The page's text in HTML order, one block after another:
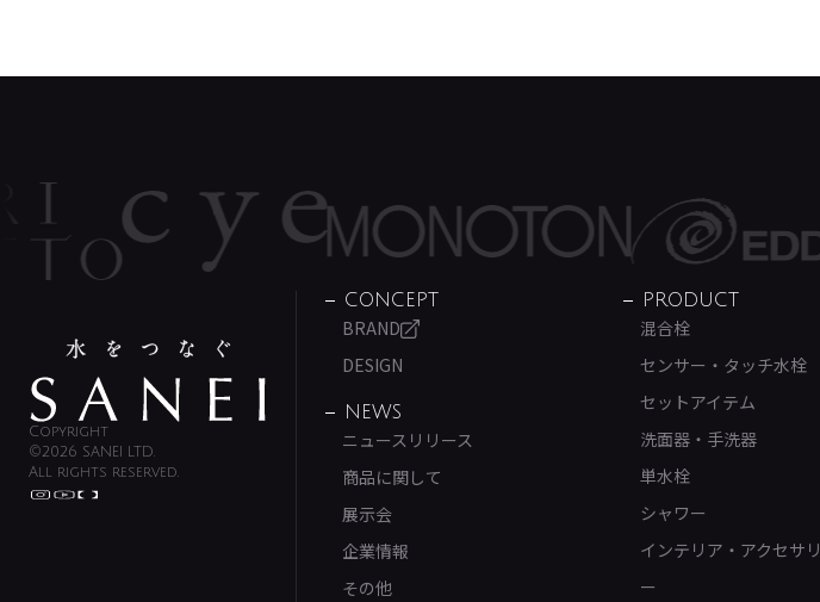
Copyright
©2026 SANEI LTD.
All rights reserved.
CONCEPT
BRAND
DESIGN
NEWS
ニュースリリース
商品に関して
展示会
企業情報
その他
PRODUCT
混合栓
センサー・タッチ水栓
セットアイテム
洗面器・手洗器
単水栓
シャワー
インテリア・アクセサリ
ー